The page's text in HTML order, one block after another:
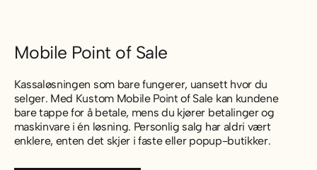
Mobile Point of Sale
Kassaløsningen som bare fungerer, uansett hvor du
selger. Med Kustom Mobile Point of Sale kan kundene
bare tappe for å betale, mens du kjører betalinger og
maskinvare i én løsning. Personlig salg har aldri vært
enklere, enten det skjer i faste eller popup-butikker.